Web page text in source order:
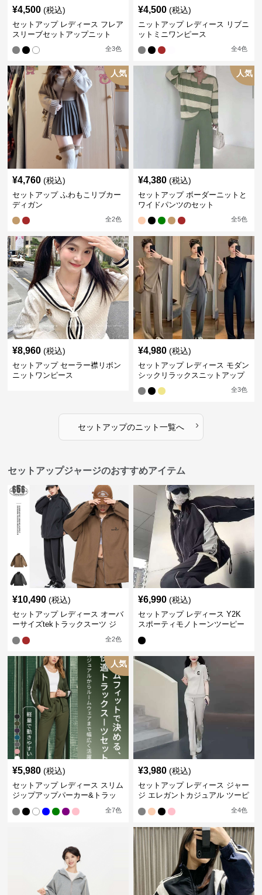
¥4,500 (税込)
セットアップ レディース フレア
スリーブセットアップニット
全3色
¥4,500 (税込)
ニットアップ レディース リブニ
ットミニワンピース
全4色
人気
¥4,760 (税込)
セットアップ ふわもこリブカー
ディガン
全2色
人気
¥4,380 (税込)
セットアップ ボーダーニットと
ワイドパンツのセット
全5色
¥8,960 (税込)
セットアップ セーラー襟リボン
ニットワンピース
¥4,980 (税込)
セットアップ レディース モダン
シックリラックスニットアップ
全3色
セットアップのニット一覧へ ›
セットアップジャージのおすすめアイテム
¥10,490 (税込)
セットアップ レディース オーバ
ーサイズtekトラックスーツ ジ
全2色
¥6,990 (税込)
セットアップ レディース Y2K
スポーティモノトーンツーピー
人気
¥5,980 (税込)
セットアップ レディース スリム
ジップアップパーカー&トラッ
全7色
¥3,980 (税込)
セットアップ レディース ジャー
ジ エレガントカジュアル ツーピ
全4色